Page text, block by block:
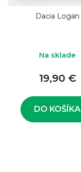
Dacia Logan
Na sklade
19,90 €
DO KOŠÍKA